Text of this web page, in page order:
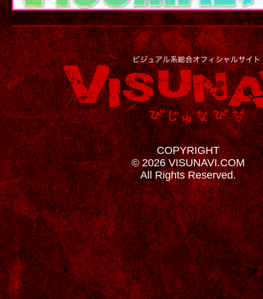
COPYRIGHT
© 2026 VISUNAVI.COM
All Rights Reserved.